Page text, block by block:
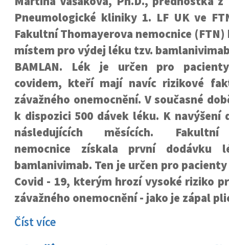
Pneumologické kliniky 1. LF UK ve
Fakultní Thomayerova nemocnice
místem pro výdej léku tzv.
BAMLAN. Lék je určen pro
covidem, kteří mají navíc rizikové
závažného onemocnění. V současné
k dispozici 500 dávek léku. K navýšení
následujících měsících. Fakultní
nemocnice získala první dodávku
bamlanivimab. Ten je určen pro
Covid - 19, kterým hrozí vysoké riziko
závažného onemocnění - jako je zápal
Číst více